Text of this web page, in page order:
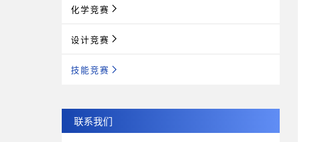
化学竞赛
设计竞赛
技能竞赛
联系我们